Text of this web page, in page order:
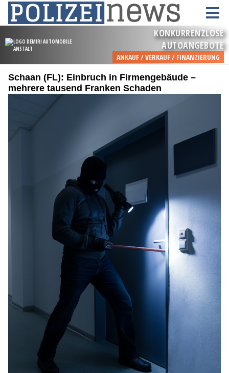
Schaan (FL): Einbruch in Firmengebäude –
mehrere tausend Franken Schaden